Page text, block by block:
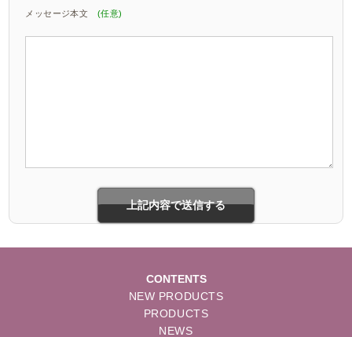
メッセージ本文 (任意)
CONTENTS
NEW PRODUCTS
PRODUCTS
NEWS